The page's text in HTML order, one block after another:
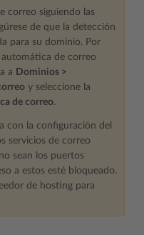
correo siguiendo las
de que la detección
para su dominio. Por
de correo
a Dominios >
y seleccione la
de correo.
con la configuración del
servicios de correo
sean los puertos
a estos esté bloqueado.
de hosting para